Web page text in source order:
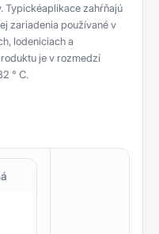
Typickéaplikace zahŕňajú
zariadenia používané v
lodeniciach a
je v rozmedzí
° C.